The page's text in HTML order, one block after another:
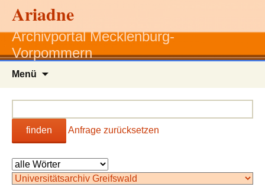
Ariadne
Archivportal Mecklenburg-
Vorpommern
Menü
finden Anfrage zurücksetzen